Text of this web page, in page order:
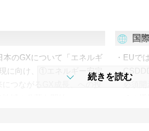
続きを読む
のGXについて「エネルギ
に向け、①エネルギー安定
つながるGX成長、への投
国
EUで
必須